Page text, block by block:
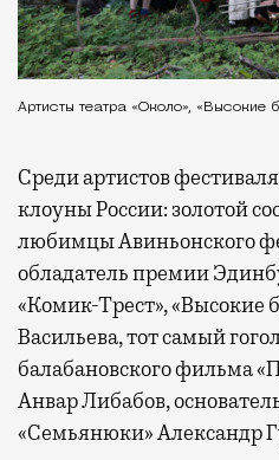
Артисты театра «Около», «Высокие
Среди артистов
клоуны России: золотой
любимцы Авиньонского
обладатель премии
«Комик-Трест», «Высокие
Васильева, тот самый
балабановского фильма
Анвар Либабов,
«Семьянюки» Александр